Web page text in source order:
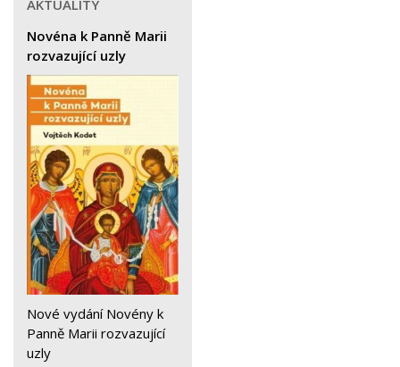
AKTUALITY
Novéna k Panně Marii
rozvazující uzly
Nové vydání Novény k
Panně Marii rozvazující
uzly